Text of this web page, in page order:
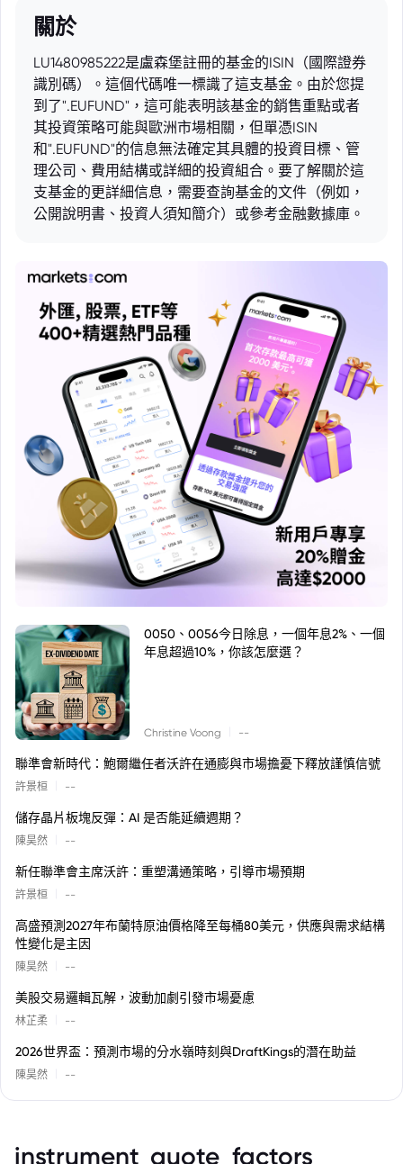
關於
LU1480985222是盧森堡註冊的基金的ISIN（國際證券
識別碼）。這個代碼唯一標識了這支基金。由於您提
到了".EUFUND"，這可能表明該基金的銷售重點或者
其投資策略可能與歐洲市場相關，但單憑ISIN
和".EUFUND"的信息無法確定其具體的投資目標、管
理公司、費用結構或詳細的投資組合。要了解關於這
支基金的更詳細信息，需要查詢基金的文件（例如，
公開說明書、投資人須知簡介）或參考金融數據庫。
0050、0056今日除息，一個年息2%、一個
年息超過10%，你該怎麼選？
Christine Voong --
聯準會新時代：鮑爾繼任者沃許在通膨與市場擔憂下釋放謹慎信號
許景桓 --
儲存晶片板塊反彈：AI 是否能延續週期？
陳昊然 --
新任聯準會主席沃許：重塑溝通策略，引導市場預期
許景桓 --
高盛預測2027年布蘭特原油價格降至每桶80美元，供應與需求結構
性變化是主因
陳昊然 --
美股交易邏輯瓦解，波動加劇引發市場憂慮
林芷柔 --
2026世界盃：預測市場的分水嶺時刻與DraftKings的潛在助益
陳昊然 --
instrument_quote_factors